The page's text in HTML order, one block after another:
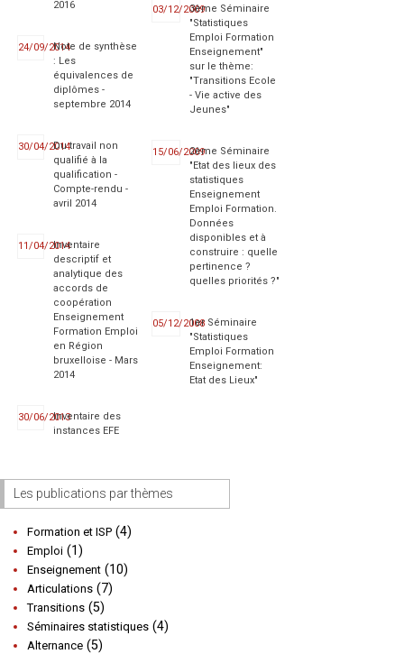
2016
24/09/2014Note de synthèse
: Les
équivalences de
diplômes -
septembre 2014
30/04/2014Du travail non
qualifié à la
qualification -
Compte-rendu -
avril 2014
11/04/2014Inventaire
descriptif et
analytique des
accords de
coopération
Enseignement
Formation Emploi
en Région
bruxelloise - Mars
2014
30/06/2013Inventaire des
instances EFE
03/12/20093ème Séminaire
"Statistiques
Emploi Formation
Enseignement"
sur le thème:
"Transitions Ecole
- Vie active des
Jeunes"
15/06/20092ème Séminaire
"Etat des lieux des
statistiques
Enseignement
Emploi Formation.
Données
disponibles et à
construire : quelle
pertinence ?
quelles priorités ?"
05/12/20081er Séminaire
"Statistiques
Emploi Formation
Enseignement:
Etat des Lieux"
Les publications par thèmes
Formation et ISP (4)
Emploi (1)
Enseignement (10)
Articulations (7)
Transitions (5)
Séminaires statistiques (4)
Alternance (5)